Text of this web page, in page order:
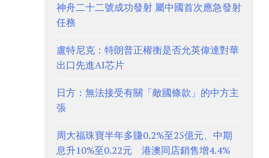
神舟二十二號成功發射 屬中國首次應急發射
任務
盧特尼克：特朗普正權衡是否允英偉達對華
出口先進AI芯片
日方：無法接受有關「敵國條款」的中方主
張
周大福珠寶半年多賺0.2%至25億元、中期
息升10%至0.22元 港澳同店銷售增4.4%